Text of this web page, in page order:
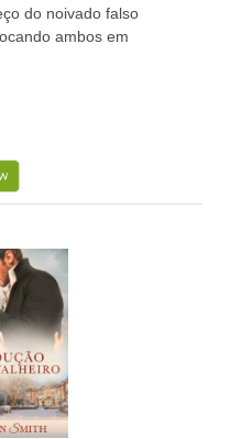
do noivado falso
ambos em